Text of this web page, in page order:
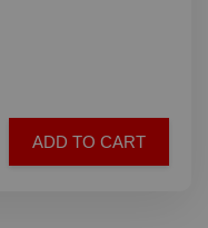
ADD TO CART